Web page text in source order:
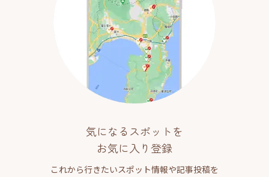
気になるスポットを
お気に入り登録
これから行きたいスポット情報や記事投稿を